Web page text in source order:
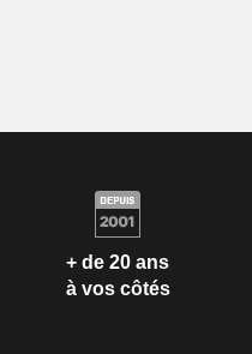
+ de 20 ans
à vos côtés